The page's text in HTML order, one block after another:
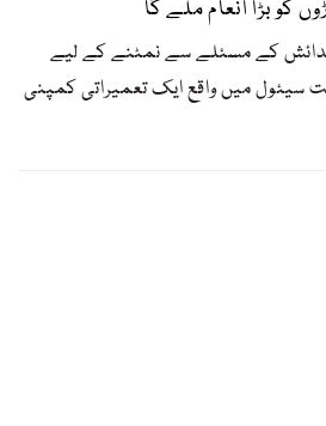
کو بڑا انعام ملے گا
کے مسئلے سے نمٹنے کے لیے
سیئول میں واقع ایک تعمیراتی کمپنی